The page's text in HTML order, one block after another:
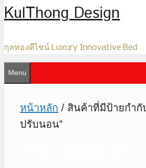
KulThong Design
กุลทองดีไซน์ Luxury Innovative Bed
Menu
หน้าหลัก / สินค้าที่มีป้ายกำกั
ปรับนอน”